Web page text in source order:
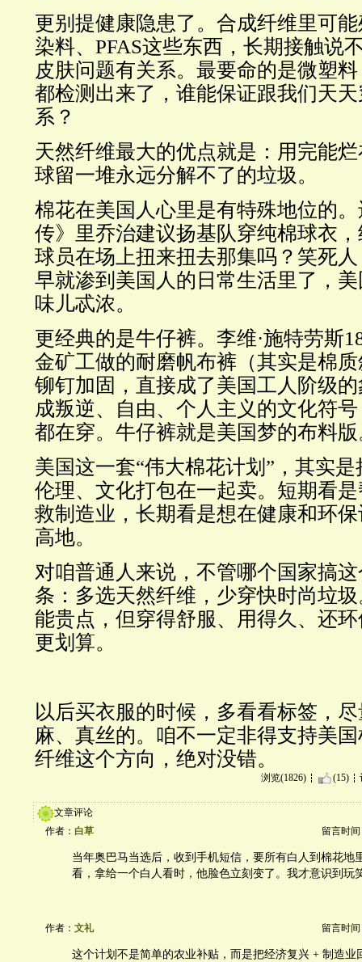
更别提健康隐患了。合成纤维里可
染料、PFAS这些东西，长期接触说
皮肤问题有关系。最要命的是微塑
都检测出来了，谁能保证跟我们天
系？
天然纤维最大的优点就是：用完能
球留一堆永远分解不了的垃圾。
棉花在美国人心里是有特殊地位的
传》里乔治建议扬基队穿纯棉球衣
球员在场上扭来扭去那集吗？笑死
早就渗到美国人的日常生活里了，
味儿忒浓。
更经典的是牛仔裤。李维·施特劳斯
金矿工做的耐磨帆布裤（其实是棉
铆钉加固，直接成了美国工人阶级
成叛逆、自由、个人主义的文化符
都在穿。牛仔裤就是美国梦的布料
美国这一套“伟大棉花计划”，其实
伦理、文化打包在一起卖。短期看
救制造业，长期看是想在健康和环
高地。
对咱普通人来说，不管哪个国家搞
条：多选天然纤维，少穿快时尚垃
能贵点，但穿得舒服、用得久、还
更划算。
以后买衣服的时候，多看看标签，
麻、真丝的。咱不一定非得支持美
纤维这个方向，绝对没错。
浏览(1826) (15)
文章评论
作者： 白草 留言时间
当年奥巴马当选后，收到手机短信，要所有白人到棉花地
看，拿给一个白人看时，他脸色立刻变了。我才意识到玩
作者： 文礼 留言时间
这个计划不是简单的农业补贴，而是把经济复兴 + 制造业